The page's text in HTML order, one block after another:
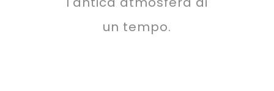
un tempo.